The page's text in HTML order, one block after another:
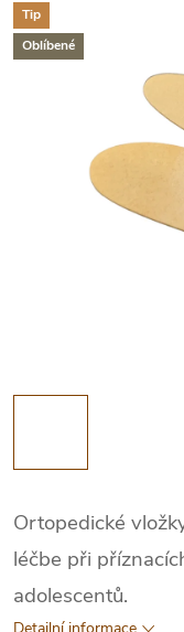
Tip
Oblíbené
Ortopedické
léčbe při
adolescentů.
Detailní informace